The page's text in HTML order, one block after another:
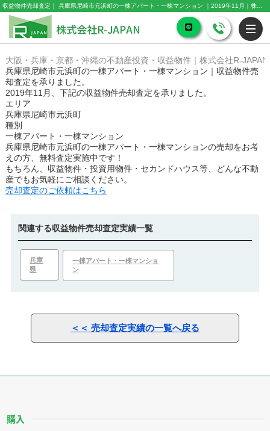
大阪・兵庫・京都・沖縄の不動産投資・収益物件｜株式会社R-JAPAN
兵庫県尼崎市元浜町の一棟アパート・一棟マンション｜収益物件売
却査定を承りました。
2019年11月、下記の収益物件売却査定を承りました。
エリア
兵庫県尼崎市元浜町
種別
一棟アパート・一棟マンション
兵庫県尼崎市元浜町の一棟アパート・一棟マンションの売却をお考
えの方、無料査定実施中です！
もちろん、収益物件・投資用物件・セカンドハウス等、どんな不動
産でもお気軽にご相談ください。
売却査定のご依頼はこちら
関連する収益物件売却査定実績一覧
兵庫
県
一棟アパート・一棟マンショ
ン
＜＜ 売却査定実績の一覧へ戻る
購入